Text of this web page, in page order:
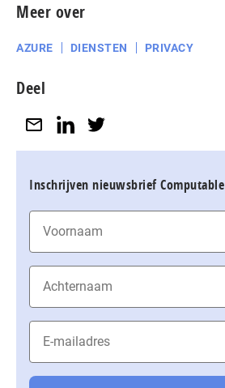
Meer over
AZURE DIENSTEN PRIVACY
Deel
Inschrijven nieuwsbrief Computable